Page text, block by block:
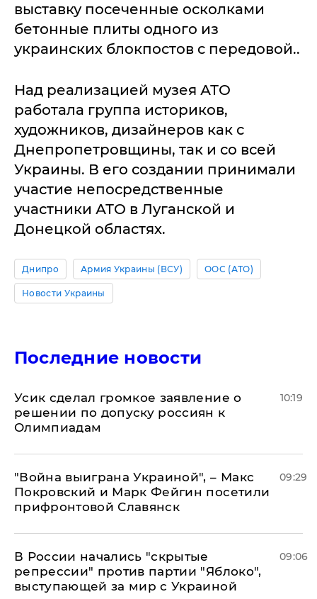
выставку посеченные осколками
бетонные плиты одного из
украинских блокпостов с передовой..
Над реализацией музея АТО
работала группа историков,
художников, дизайнеров как с
Днепропетровщины, так и со всей
Украины. В его создании принимали
участие непосредственные
участники АТО в Луганской и
Донецкой областях.
Днипро Армия Украины (ВСУ) ООС (АТО)
Новости Украины
Последние новости
Усик сделал громкое заявление о
решении по допуску россиян к
Олимпиадам
10:19
"Война выиграна Украиной", – Макс
Покровский и Марк Фейгин посетили
прифронтовой Славянск
09:29
В России начались "скрытые
репрессии" против партии "Яблоко",
выступающей за мир с Украиной
09:06